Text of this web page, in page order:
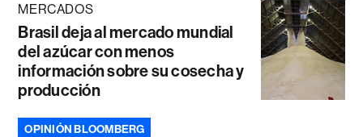
MERCADOS
Brasil deja al mercado mundial
del azúcar con menos
información sobre su cosecha y
producción
OPINIÓN BLOOMBERG